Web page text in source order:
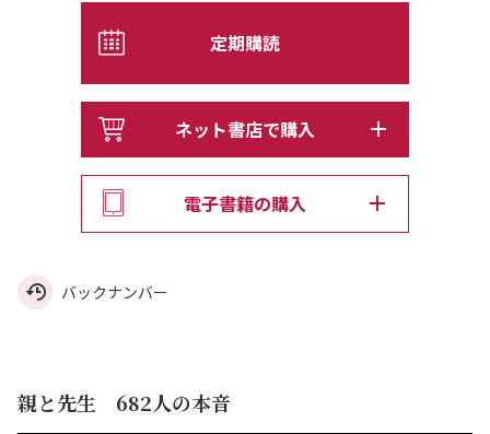
定期購読
ネット書店で購入
電子書籍の購入
バックナンバー
親と先生 682人の本音